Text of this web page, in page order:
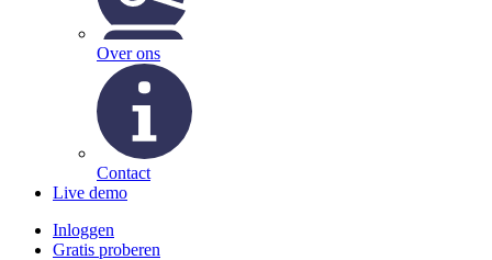
Over ons
Contact
Live demo
Inloggen
Gratis proberen